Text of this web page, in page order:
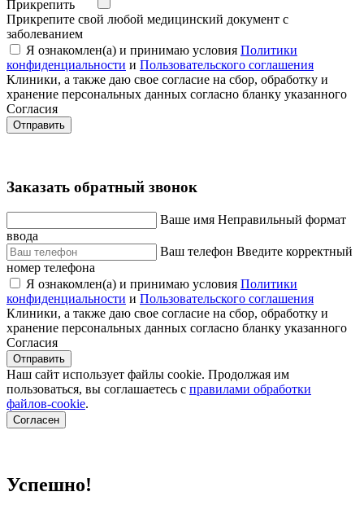
Прикрепить
Прикрепите свой любой медицинский документ с
заболеванием
Я ознакомлен(а) и принимаю условия Политики
конфиденциальности и Пользовательского соглашения
Клиники, а также даю свое согласие на сбор, обработку и
хранение персональных данных согласно бланку указанного
Согласия
Отправить
Заказать обратный звонок
Ваше имя Неправильный формат
ввода
Ваш телефон Введите корректный
номер телефона
Я ознакомлен(а) и принимаю условия Политики
конфиденциальности и Пользовательского соглашения
Клиники, а также даю свое согласие на сбор, обработку и
хранение персональных данных согласно бланку указанного
Согласия
Отправить
Наш сайт использует файлы cookie. Продолжая им
пользоваться, вы соглашаетесь c правилами обработки
файлов-cookie.
Согласен
Успешно!